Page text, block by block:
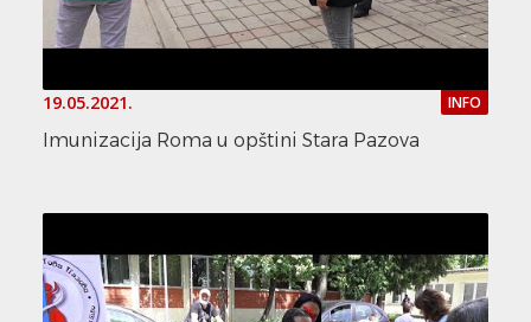
19.05.2021. INFO
Imunizacija Roma u opštini Stara Pazova